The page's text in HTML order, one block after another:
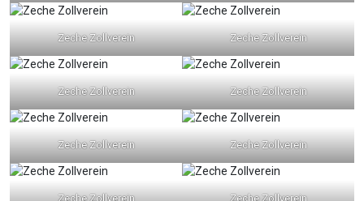
Zeche Zollverein Zeche Zollverein
Zeche Zollverein Zeche Zollverein
Zeche Zollverein Zeche Zollverein
Zeche Zollverein Zeche Zollverein